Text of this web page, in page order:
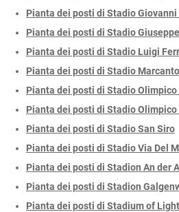
Pianta dei posti di Stadio Giovanni
Pianta dei posti di Stadio
Pianta dei posti di Stadio Luigi
Pianta dei posti di Stadio
Pianta dei posti di Stadio Olimpico
Pianta dei posti di Stadio Olimpico
Pianta dei posti di Stadio San Siro
Pianta dei posti di Stadio Via Del
Pianta dei posti di Stadion An der
Pianta dei posti di Stadion
Pianta dei posti di Stadium of Light